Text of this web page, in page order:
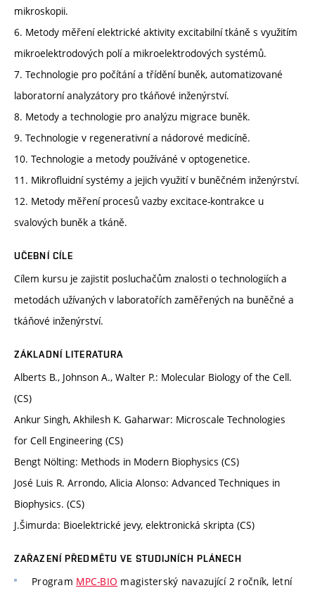
mikroskopii.
6. Metody měření elektrické aktivity excitabilní tkáně s využitím
mikroelektrodových polí a mikroelektrodových systémů.
7. Technologie pro počítání a třídění buněk, automatizované
laboratorní analyzátory pro tkáňové inženýrství.
8. Metody a technologie pro analýzu migrace buněk.
9. Technologie v regenerativní a nádorové medicíně.
10. Technologie a metody používáné v optogenetice.
11. Mikrofluidní systémy a jejich využití v buněčném inženýrství.
12. Metody měření procesů vazby excitace-kontrakce u
svalových buněk a tkáně.
UČEBNÍ CÍLE
Cílem kursu je zajistit posluchačům znalosti o technologiích a
metodách užívaných v laboratořích zaměřených na buněčné a
tkáňové inženýrství.
ZÁKLADNÍ LITERATURA
Alberts B., Johnson A., Walter P.: Molecular Biology of the Cell.
(CS)
Ankur Singh, Akhilesh K. Gaharwar: Microscale Technologies
for Cell Engineering (CS)
Bengt Nölting: Methods in Modern Biophysics (CS)
José Luis R. Arrondo, Alicia Alonso: Advanced Techniques in
Biophysics. (CS)
J.Šimurda: Bioelektrické jevy, elektronická skripta (CS)
ZAŘAZENÍ PŘEDMĚTU VE STUDIJNÍCH PLÁNECH
Program MPC-BIO magisterský navazující 2 ročník, letní